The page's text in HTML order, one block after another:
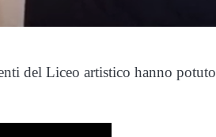
del Liceo artistico hanno potuto